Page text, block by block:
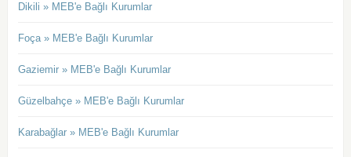
Dikili » MEB'e Bağlı Kurumlar
Foça » MEB'e Bağlı Kurumlar
Gaziemir » MEB'e Bağlı Kurumlar
Güzelbahçe » MEB'e Bağlı Kurumlar
Karabağlar » MEB'e Bağlı Kurumlar